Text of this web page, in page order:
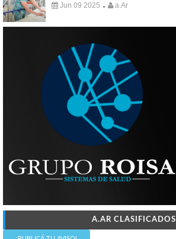
Jun 09 2025 - a.Ar
A.AR CLASIFICADOS